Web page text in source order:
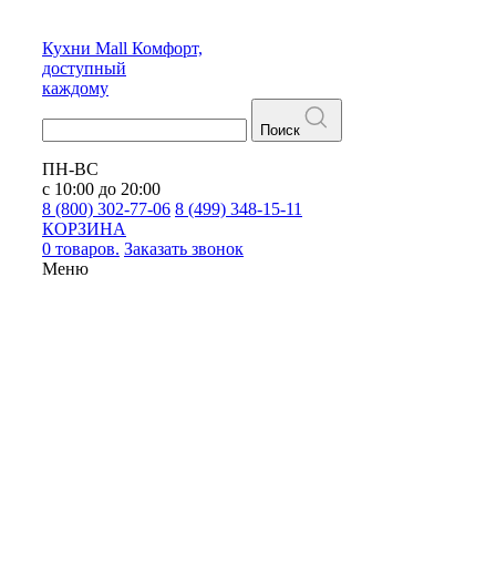
Кухни Mall Комфорт,
доступный
каждому
Поиск
ПН-ВС
с 10:00 до 20:00
8 (800) 302-77-06 8 (499) 348-15-11
КОРЗИНА
0 товаров. Заказать звонок
Меню